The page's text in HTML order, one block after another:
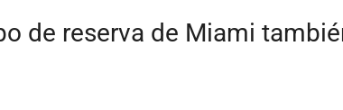
de reserva de Miami